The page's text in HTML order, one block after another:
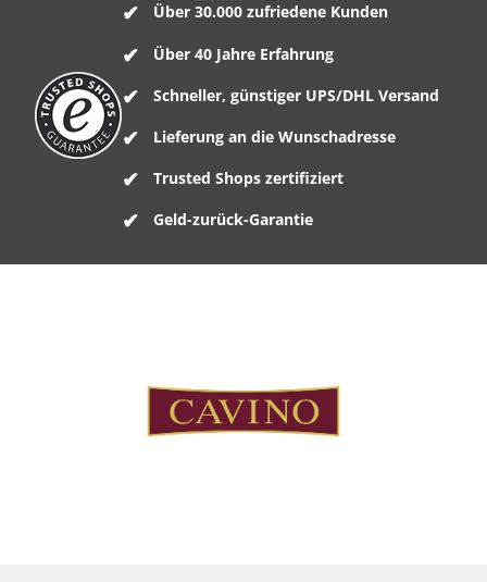
Über 30.000 zufriedene Kunden
Über 40 Jahre Erfahrung
Schneller, günstiger UPS/DHL Versand
Lieferung an die Wunschadresse
Trusted Shops zertifiziert
Geld-zurück-Garantie